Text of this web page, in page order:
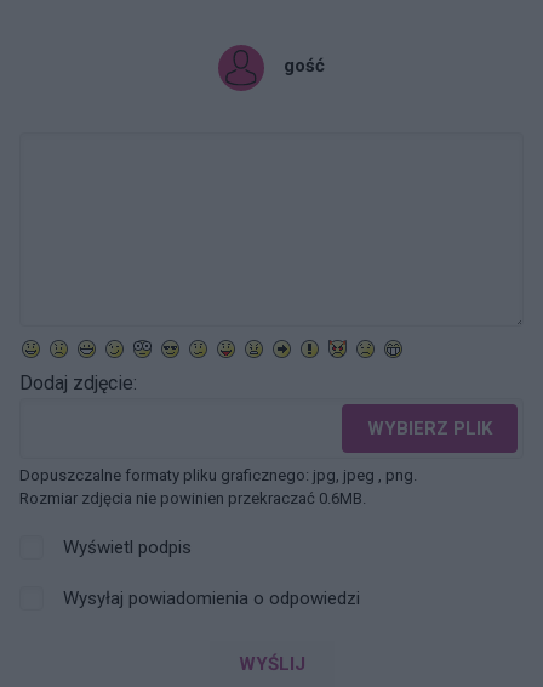
gość
Dodaj zdjęcie:
WYBIERZ PLIK
Dopuszczalne formaty pliku graficznego: jpg, jpeg , png.
Rozmiar zdjęcia nie powinien przekraczać 0.6MB.
Wyświetl podpis
Wysyłaj powiadomienia o odpowiedzi
WYŚLIJ